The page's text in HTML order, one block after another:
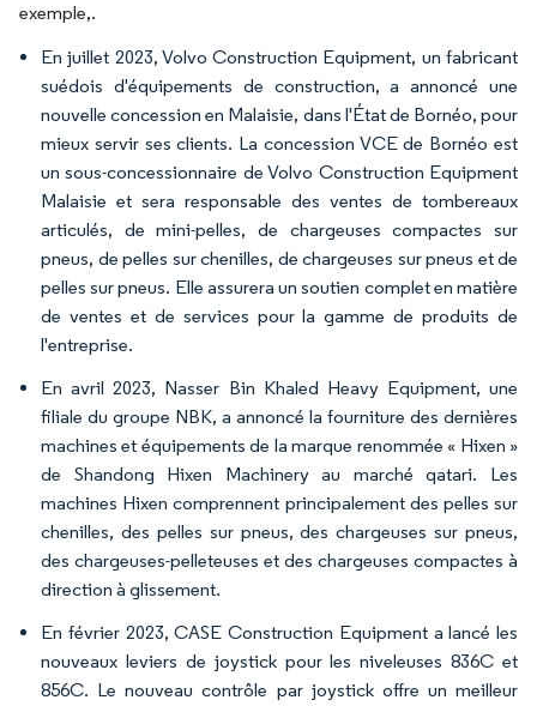
exemple,.
En juillet 2023, Volvo Construction Equipment, un fabricant
suédois d'équipements de construction, a annoncé une
nouvelle concession en Malaisie, dans l'État de Bornéo, pour
mieux servir ses clients. La concession VCE de Bornéo est
un sous-concessionnaire de Volvo Construction Equipment
Malaisie et sera responsable des ventes de tombereaux
articulés, de mini-pelles, de chargeuses compactes sur
pneus, de pelles sur chenilles, de chargeuses sur pneus et de
pelles sur pneus. Elle assurera un soutien complet en matière
de ventes et de services pour la gamme de produits de
l'entreprise.
En avril 2023, Nasser Bin Khaled Heavy Equipment, une
filiale du groupe NBK, a annoncé la fourniture des dernières
machines et équipements de la marque renommée « Hixen »
de Shandong Hixen Machinery au marché qatari. Les
machines Hixen comprennent principalement des pelles sur
chenilles, des pelles sur pneus, des chargeuses sur pneus,
des chargeuses-pelleteuses et des chargeuses compactes à
direction à glissement.
En février 2023, CASE Construction Equipment a lancé les
nouveaux leviers de joystick pour les niveleuses 836C et
856C. Le nouveau contrôle par joystick offre un meilleur